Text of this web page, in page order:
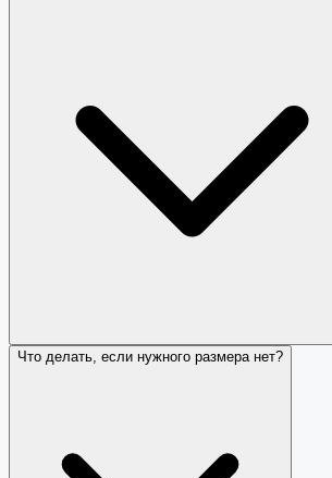
Что делать, если нужного размера нет?